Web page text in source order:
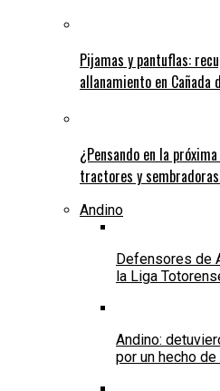
Pijamas y pantuflas:
allanamiento en Cañada
¿Pensando en la
tractores y
Andino
Defensores de
la Liga
Andino:
por un hecho